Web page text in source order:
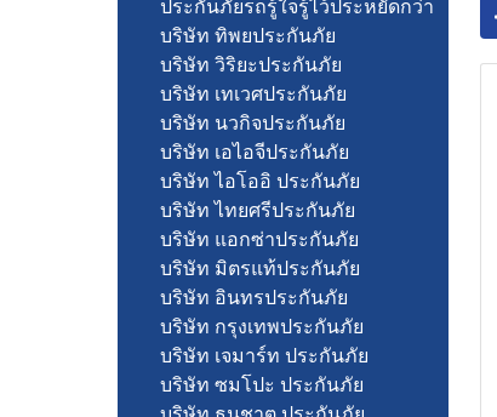
ประกันภัยรถรู้ใจรู้ไว้ประหยัดกว่า
บริษัท ทิพยประกันภัย
บริษัท วิริยะประกันภัย
บริษัท เทเวศประกันภัย
บริษัท นวกิจประกันภัย
บริษัท เอไอจีประกันภัย
บริษัท ไอโออิ ประกันภัย
บริษัท ไทยศรีประกันภัย
บริษัท แอกซ่าประกันภัย
บริษัท มิตรแท้ประกันภัย
บริษัท อินทรประกันภัย
บริษัท กรุงเทพประกันภัย
บริษัท เจมาร์ท ประกันภัย
บริษัท ซมโปะ ประกันภัย